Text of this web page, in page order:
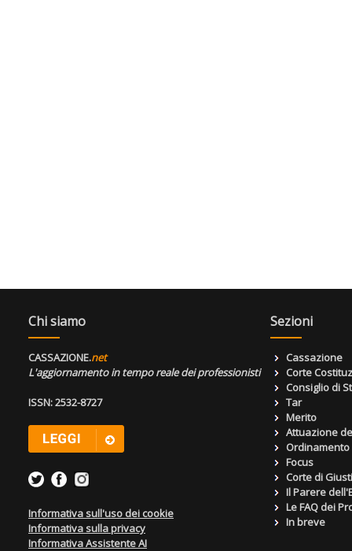
Chi siamo
CASSAZIONE.net
L'aggiornamento in tempo reale dei professionisti
ISSN: 2532-8727
Informativa sull'uso dei cookie
Informativa sulla privacy
Informativa Assistente AI
Sezioni
Cassazione
Corte
Consiglio di
Tar
Merito
Attuazione
Focus
Corte di
Il Parere
Le FAQ dei
In breve